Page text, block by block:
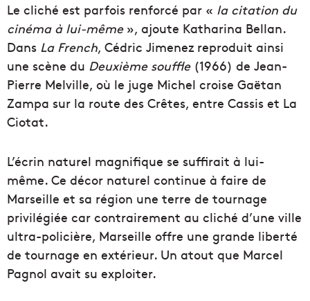
Le cliché est parfois renforcé par « la citation du
cinéma à lui-même», ajoute Katharina Bellan.
Dans La French, Cédric Jimenez reproduit ainsi
une scène du Deuxième souffle (1966) de Jean-
Pierre Melville, où le juge Michel croise Gaëtan
Zampa sur la route des Crêtes, entre Cassis et La
Ciotat.
L’écrin naturel magnifique se suffirait à lui-
même. Ce décor naturel continue à faire de
Marseille et sa région une terre de tournage
privilégiée car contrairement au cliché d’une ville
ultra-policière, Marseille offre une grande liberté
de tournage en extérieur. Un atout que Marcel
Pagnol avait su exploiter.